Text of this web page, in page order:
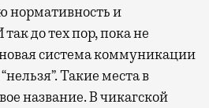
нормативность и
до тех пор, пока не
система коммуникации
Такие места в
название. В чикагской